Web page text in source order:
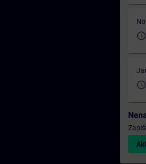
schedule
schedule